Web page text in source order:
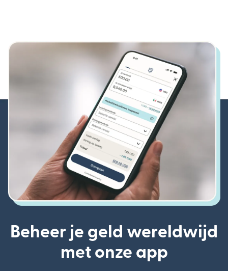
Beheer je geld wereldwijd
met onze app